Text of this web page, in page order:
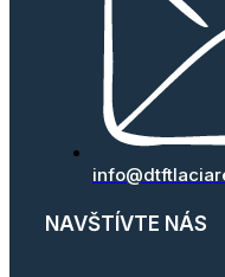
NAVŠTÍVTE NÁS